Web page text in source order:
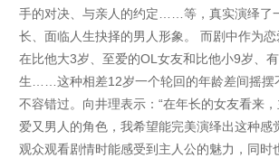
手的对决、与亲人的约定……等，真实演绎了
长、面临人生抉择的男人形象。 而剧中作为
在比他大3岁、至爱的OL女友和比他小9岁、
生……这种相差12岁一个轮回的年龄差间摇摆
不容错过。向井理表示：“在年长的女友看来
爱又男人的角色，我希望能完美演绎出这种感
观众观看剧情时能感受到主人公的魅力，同时